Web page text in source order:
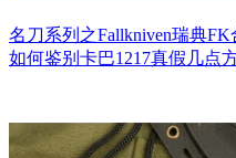
名刀系列之Fallkniven瑞典FK
如何鉴别卡巴1217真假几点